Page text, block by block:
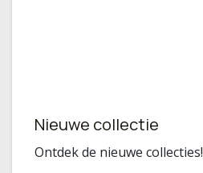
Nieuwe collectie
Ontdek de nieuwe collecties!